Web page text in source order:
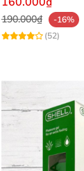
190.000₫
-16%
(52)